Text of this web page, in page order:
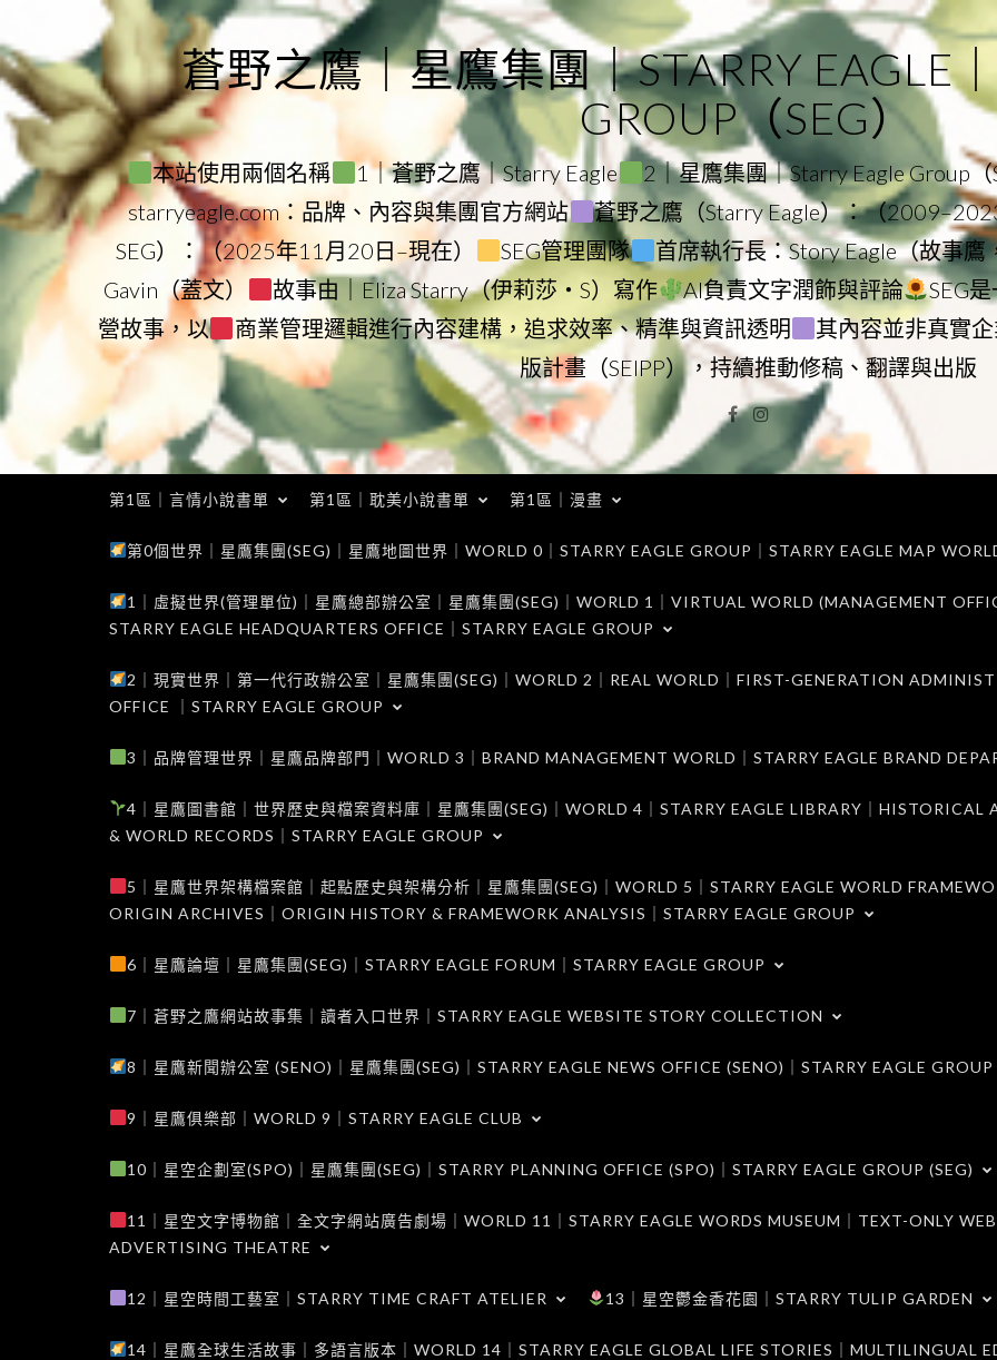
to
content
蒼野之鷹｜星鷹集團｜STARRY EAGLE
GROUP（SEG）
本站使用兩個名稱 1｜蒼野之鷹｜Starry Eagle 2｜星鷹集團｜Starry Eagle Group（
starryeagle.com：品牌、內容與集團官方網站
蒼野之鷹（Starry Eagle）：（
SEG）：（2025年11月20日–現在）
SEG管理團隊 首席執行長：Story Eagle（故事鷹
Gavin（蓋文）
故事由｜Eliza Starry（伊莉莎・S）寫作 AI負責文字潤飾與評論
SEG
營故事，以
商業管理邏輯進行內容建構，追求效率、精準與資訊透明 其內容並非真實
版計畫（SEIPP），持續推動修稿、翻譯與出版
Facebook
Instagram
第1區｜言情小說書單 第1區｜耽美小說書單 第1區｜漫畫
第0個世界｜星鷹集團(SEG)｜星鷹地圖世界｜WORLD 0｜STARRY EAGLE GROUP｜STARRY EAGLE MAP
1｜虛擬世界(管理單位)｜星鷹總部辦公室｜星鷹集團(SEG)｜WORLD 1｜VIRTUAL WORLD (MANAGEMENT
STARRY EAGLE HEADQUARTERS OFFICE｜STARRY EAGLE GROUP
2｜現實世界｜第一代行政辦公室｜星鷹集團(SEG)｜WORLD 2｜REAL WORLD｜FIRST-GENERATION
OFFICE ｜STARRY EAGLE GROUP
3｜品牌管理世界｜星鷹品牌部門｜WORLD 3｜BRAND MANAGEMENT WORLD｜STARRY EAGLE BRAND
4｜星鷹圖書館｜世界歷史與檔案資料庫｜星鷹集團(SEG)｜WORLD 4｜STARRY EAGLE LIBRARY｜HISTORICAL
& WORLD RECORDS｜STARRY EAGLE GROUP
5｜星鷹世界架構檔案館｜起點歷史與架構分析｜星鷹集團(SEG)｜WORLD 5｜STARRY EAGLE WORLD
ORIGIN ARCHIVES｜ORIGIN HISTORY & FRAMEWORK ANALYSIS｜STARRY EAGLE GROUP
6｜星鷹論壇｜星鷹集團(SEG)｜STARRY EAGLE FORUM｜STARRY EAGLE GROUP
7｜蒼野之鷹網站故事集｜讀者入口世界｜STARRY EAGLE WEBSITE STORY COLLECTION
8｜星鷹新聞辦公室 (SENO)｜星鷹集團(SEG)｜STARRY EAGLE NEWS OFFICE (SENO)｜STARRY EAGLE GROUP
9｜星鷹俱樂部｜WORLD 9｜STARRY EAGLE CLUB
10｜星空企劃室(SPO)｜星鷹集團(SEG)｜STARRY PLANNING OFFICE (SPO)｜STARRY EAGLE GROUP (SEG)
11｜星空文字博物館｜全文字網站廣告劇場｜WORLD 11｜STARRY EAGLE WORDS MUSEUM｜TEXT-ONLY
ADVERTISING THEATRE
12｜星空時間工藝室｜STARRY TIME CRAFT ATELIER 13｜星空鬱金香花園｜STARRY TULIP GARDEN
14｜星鷹全球生活故事｜多語言版本｜WORLD 14｜STARRY EAGLE GLOBAL LIFE STORIES｜MULTILINGUAL